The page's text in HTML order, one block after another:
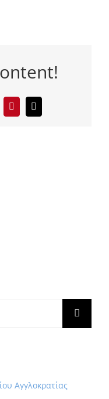
PinterestEmail
Αγγλοκρατίας